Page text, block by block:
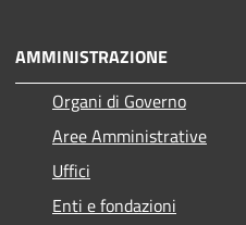
AMMINISTRAZIONE
Organi di Governo
Aree Amministrative
Uffici
Enti e fondazioni